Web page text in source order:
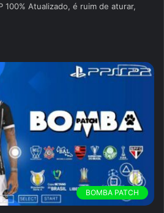
100% Atualizado, é ruim de aturar,
BOMBA PATCH